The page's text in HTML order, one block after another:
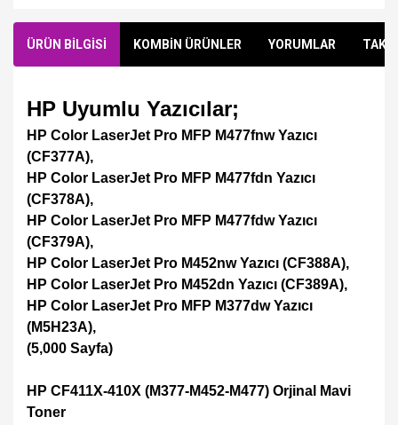
ÜRÜN BİLGİSİ KOMBİN ÜRÜNLER YORUMLAR
HP Uyumlu Yazıcılar;
HP Color LaserJet Pro MFP M477fnw Yazıcı
(CF377A),
HP Color LaserJet Pro MFP M477fdn Yazıcı
(CF378A),
HP Color LaserJet Pro MFP M477fdw Yazıcı
(CF379A),
HP Color LaserJet Pro M452nw Yazıcı (CF388A),
HP Color LaserJet Pro M452dn Yazıcı (CF389A),
HP Color LaserJet Pro MFP M377dw Yazıcı
(M5H23A),
(5,000 Sayfa)
HP CF411X-410X (M377-M452-M477) Orjinal Mavi
Toner